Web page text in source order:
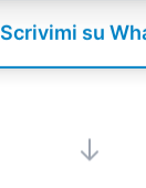
Scrivimi su